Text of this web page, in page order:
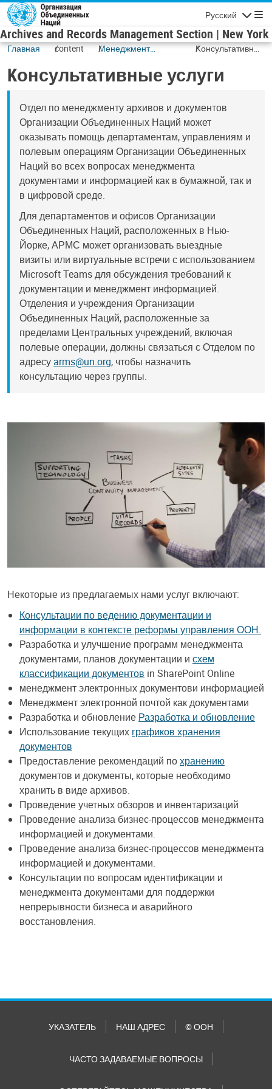
Перейти к основному содержанию
Русский
Archives and Records Management Section | New York
Главная content
Менеджмент
Kонсультативные
Kонсультативные услуги
Отдел по менеджменту архивов и документов
Организации Объединенных Наций может
оказывать помощь департаментам, управлениям и
полевым операциям Организации Объединенных
Наций во всех вопросах менеджмента
документами и информацией как в бумажной, так и
в цифровой среде.
Для департаментов и офисов Организации
Объединенных Наций, расположенных в Нью-
Йорке, АРМС может организовать выездные
визиты или виртуальные встречи с использованием
Microsoft Teams для обсуждения требований к
документации и менеджмент информацией.
Отделения и учреждения Организации
Объединенных Наций, расположенные за
пределами Центральных учреждений, включая
полевые операции, должны связаться с Отделом по
адресу arms@un.org, чтобы назначить
консультацию через группы.
Некоторые из предлагаемых нами услуг включают:
Консультации по ведению документации и
информации в контексте реформы управления ООН.
Разработка и улучшение программ менеджмента
документами, планов документации и схем
классификации документов in SharePoint Online
менеджмент электронных документови информацией
Менеджмент электронной почтой как документами
Разработка и обновление Разработка и обновление
Использование текущих графиков хранения
документов
Предоставление рекомендаций похранению
документов и документы, которые необходимо
хранить в виде архивов.
Проведение учетных обзоров и инвентаризаций
Проведение анализа бизнес-процессов менеджментa
информацией и документами.
Проведение анализа бизнес-процессов менеджментa
информацией и документами.
Консультации по вопросам идентификации и
менеджментa документами для поддержки
непрерывности бизнеса и аварийного
восстановления.
УКАЗАТЕЛЬ НАШ АДРЕС © ООН
ЧАСТО ЗАДАВАЕМЫЕ ВОПРОСЫ